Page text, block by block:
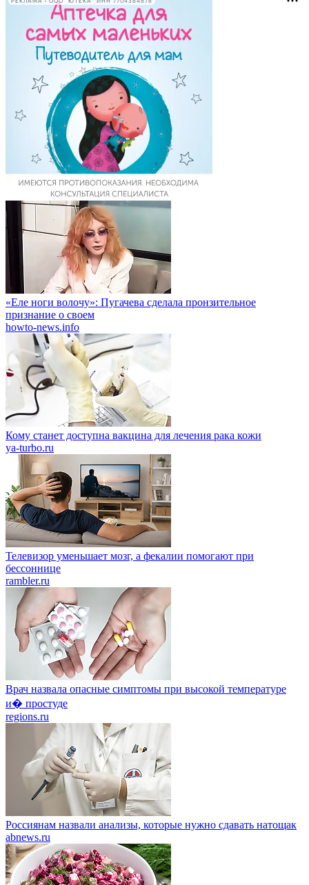
«Еле ноги волочу»: Пугачева сделала пронзительное
признание о своем
howto-news.info
Кому станет доступна вакцина для лечения рака кожи
ya-turbo.ru
Телевизор уменьшает мозг, а фекалии помогают при
бессоннице
rambler.ru
Врач назвала опасные симптомы при высокой температуре
и� простуде
regions.ru
Россиянам назвали анализы, которые нужно сдавать натощак
abnews.ru